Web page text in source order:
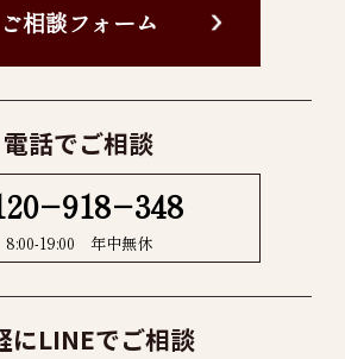
ご相談フォーム
電話でご相談
8:00-19:00 年中無休
にLINEでご相談